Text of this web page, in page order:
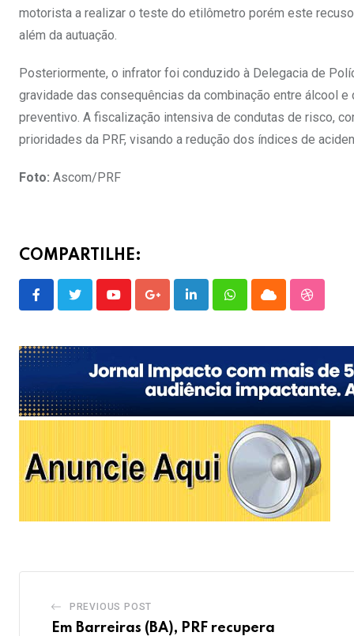
motorista a realizar o teste do etilômetro porém este
além da autuação.
Posteriormente, o infrator foi conduzido à Delegacia de
gravidade das consequências da combinação entre álcool
preventivo. A fiscalização intensiva de condutas de risco,
prioridades da PRF, visando a redução dos índices de
Foto: Ascom/PRF
COMPARTILHE:
YoutubeGoogle+LinkedInWhatsappCloud
PREVIOUS POST
Em Barreiras (BA), PRF recupera